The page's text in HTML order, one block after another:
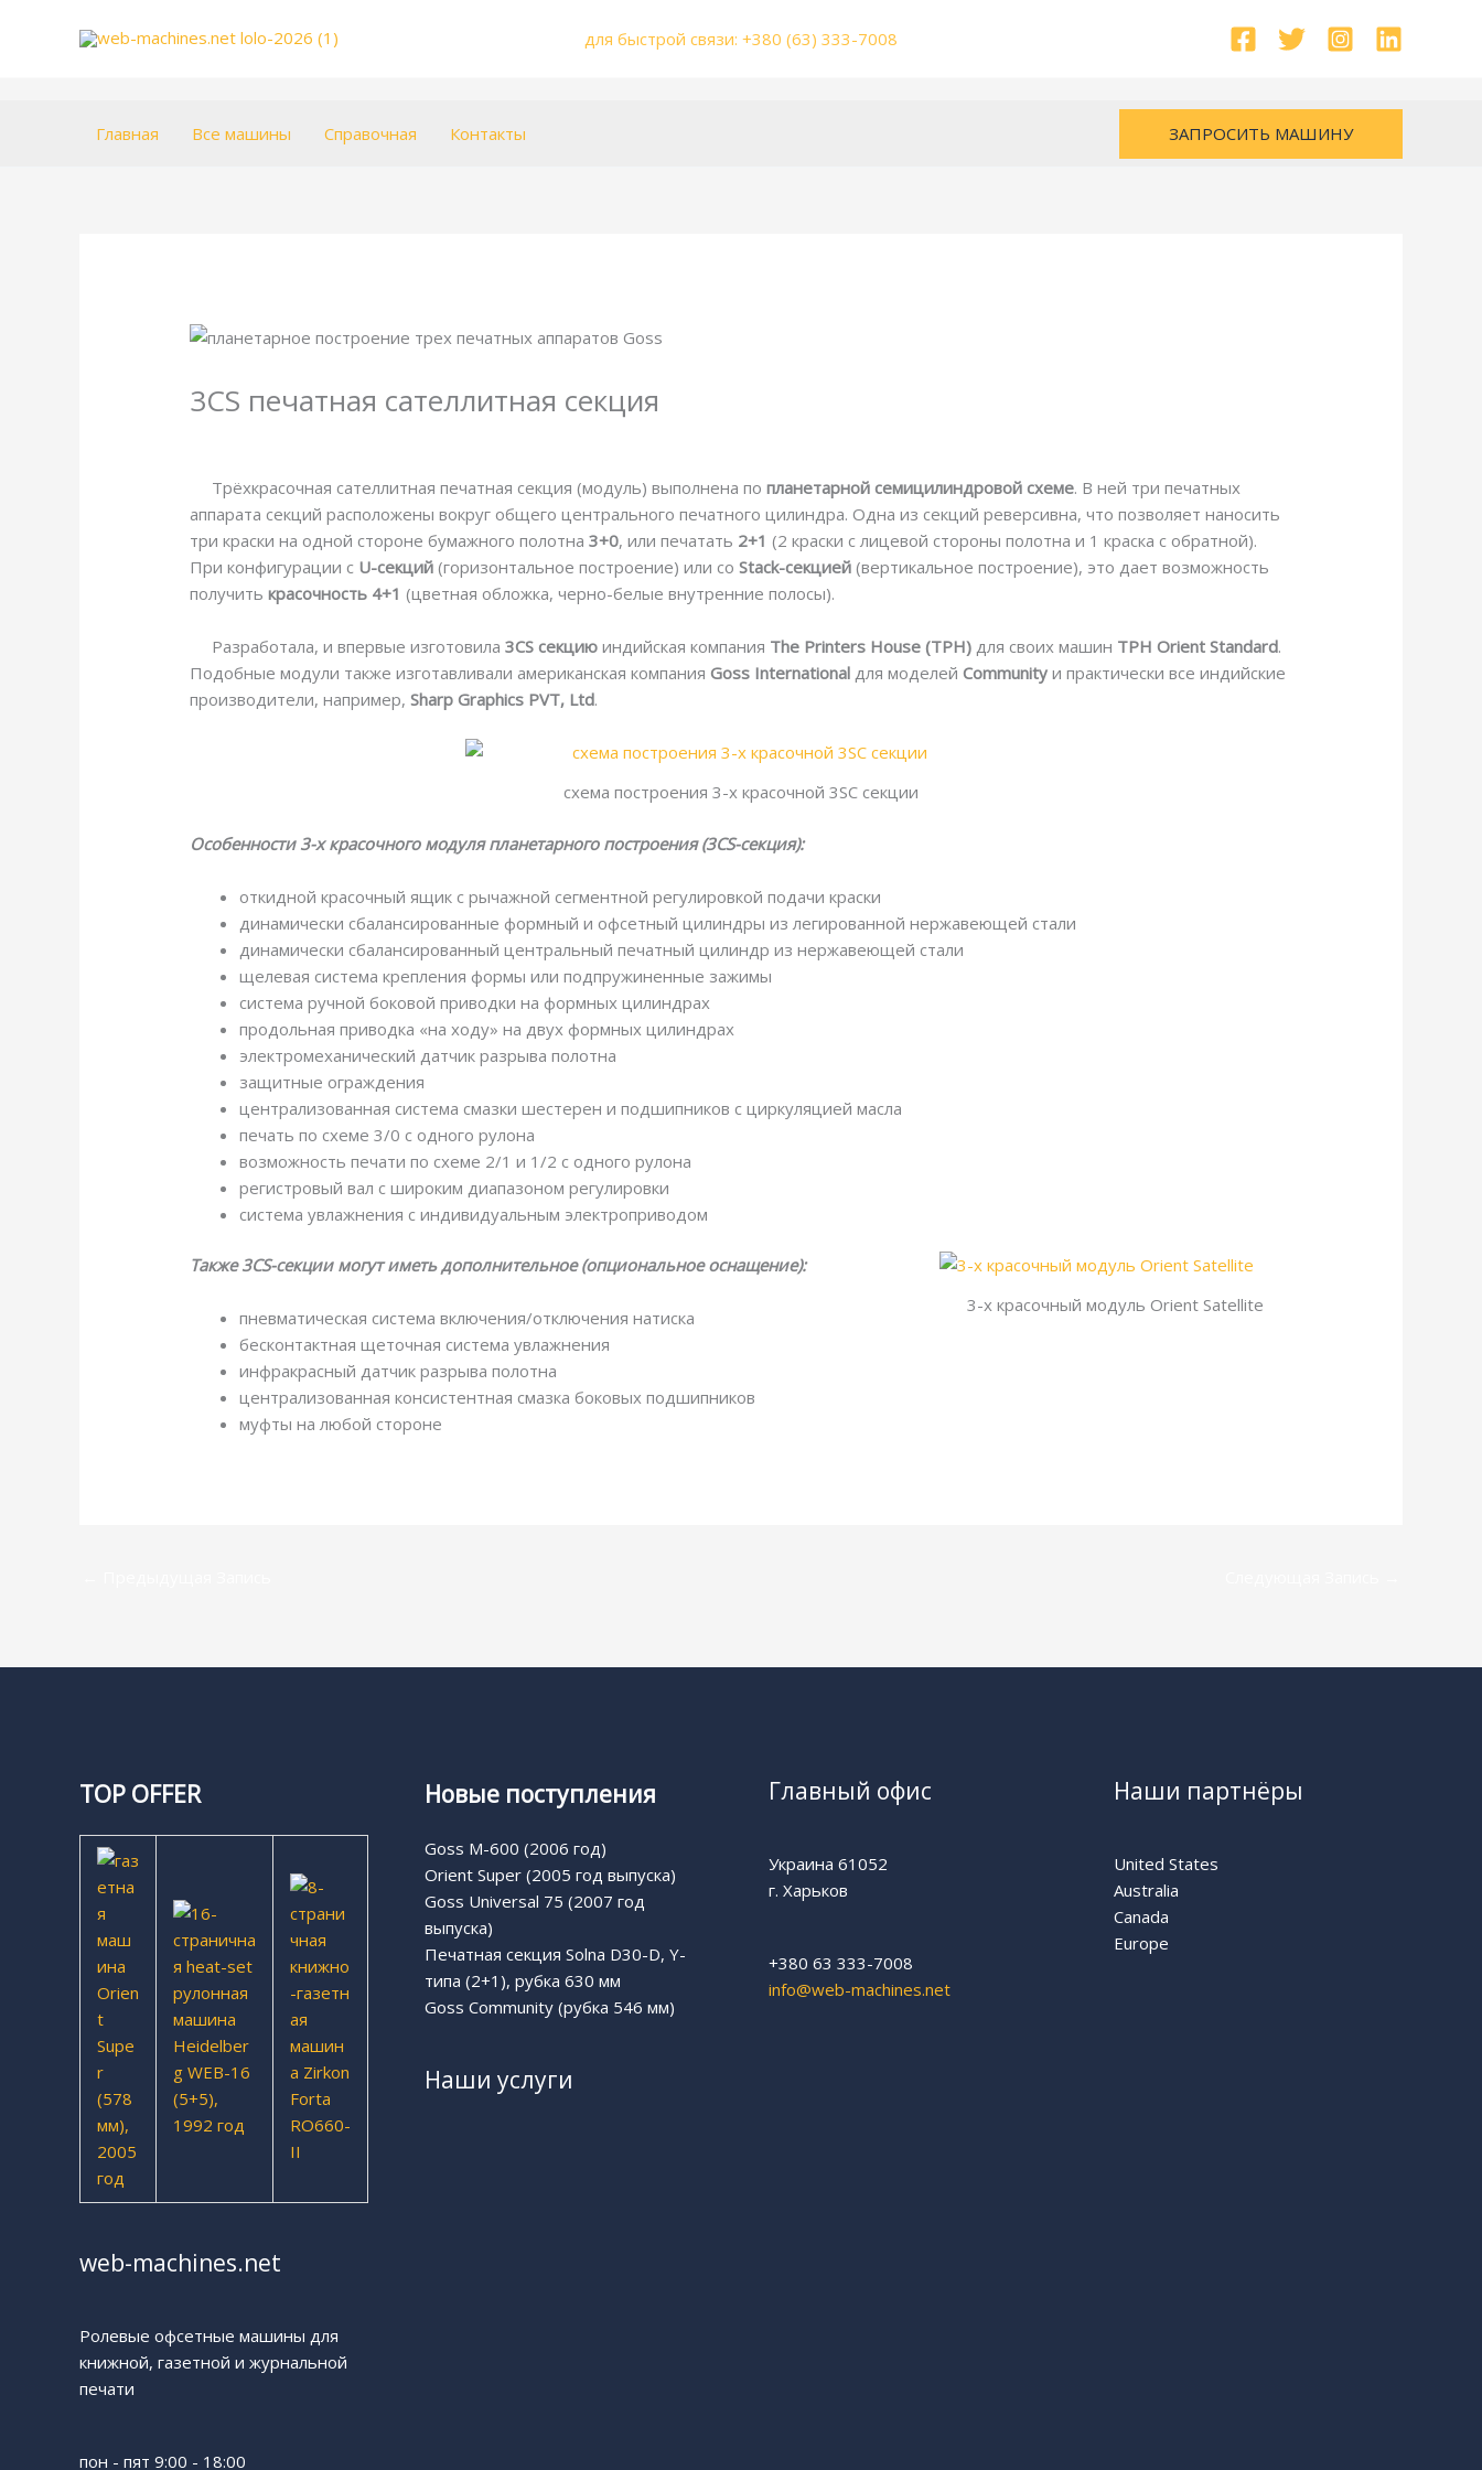
для быстрой связи: +380 (63) 333-7008
Главная Все машины Справочная Контакты ЗАПРОСИТЬ МАШИНУ
3CS печатная сателлитная секция
Трёхкрасочная сателлитная печатная секция (модуль) выполнена попланетарной семицилиндровой схеме. В ней три печатных
аппарата секций расположены вокруг общего центрального печатного цилиндра. Одна из секций реверсивна, что позволяет наносить
три краски на одной стороне бумажного полотна3+0, или печатать 2+1 (2 краски с лицевой стороны полотна и 1 краска с обратной).
При конфигурации с U-секций (горизонтальное построение) или соStack-секцией (вертикальное построение), это дает возможность
получитькрасочность 4+1 (цветная обложка, черно-белые внутренние полосы).
Разработала, и впервые изготовила3CS секцию индийская компания The Printers House (TPH) для своих машин TPH Orient Standard.
Подобные модули также изготавливали американская компания Goss International для моделейCommunity и практически все индийские
производители, например,Sharp Graphics PVT, Ltd.
схема построения 3-х красочной 3SC секции
Особенности 3-х красочного модуля планетарного построения (3CS-секция):
откидной красочный ящик с рычажной сегментной регулировкой подачи краски
динамически сбалансированные формный и офсетный цилиндры из легированной нержавеющей стали
динамически сбалансированный центральный печатный цилиндр из нержавеющей стали
щелевая система крепления формы или подпружиненные зажимы
система ручной боковой приводки на формных цилиндрах
продольная приводка «на ходу» на двух формных цилиндрах
электромеханический датчик разрыва полотна
защитные ограждения
централизованная система смазки шестерен и подшипников с циркуляцией масла
печать по схеме 3/0 с одного рулона
возможность печати по схеме 2/1 и 1/2 с одного рулона
регистровый вал с широким диапазоном регулировки
система увлажнения с индивидуальным электроприводом
3-х красочный модуль Orient Satellite
Также 3CS-секции могут иметь дополнительное (опциональное оснащение):
пневматическая система включения/отключения натиска
бесконтактная щеточная система увлажнения
инфракрасный датчик разрыва полотна
централизованная консистентная смазка боковых подшипников
муфты на любой стороне
TOP OFFER
web-machines.net
Ролевые офсетные машины для
книжной, газетной и журнальной
печати
пон - пят 9:00 - 18:00
Новые поступления
Goss M-600 (2006 год)
Orient Super (2005 год выпуска)
Goss Universal 75 (2007 год
выпуска)
Печатная секция Solna D30-D, Y-
типа (2+1), рубка 630 мм
Goss Community (рубка 546 мм)
Наши услуги
Главный офис
Украина 61052
г. Харьков
+380 63 333-7008
info@web-machines.net
Наши партнёры
United States
Australia
Canada
Europe